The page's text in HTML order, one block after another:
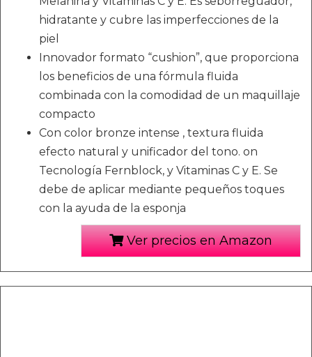
hidratante y cubre las imperfecciones de la
piel
Innovador formato “cushion”, que proporciona
los beneficios de una fórmula fluida
combinada con la comodidad de un maquillaje
compacto
Con color bronze intense , textura fluida
efecto natural y unificador del tono. on
Tecnología Fernblock, y Vitaminas C y E. Se
debe de aplicar mediante pequeños toques
con la ayuda de la esponja
Ver precios en Amazon